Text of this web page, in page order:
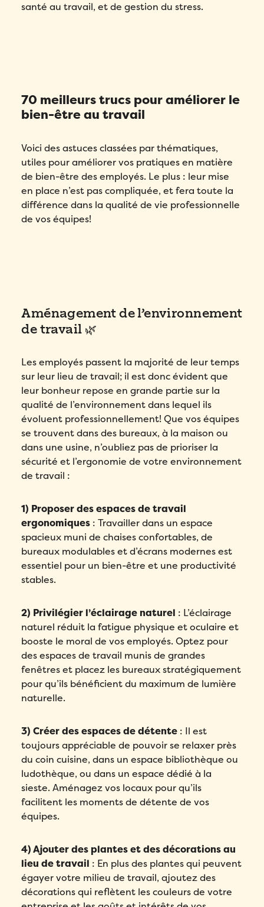
santé au travail, et de gestion du stress.
70 meilleurs trucs pour améliorer le
bien-être au travail
Voici des astuces classées par thématiques,
utiles pour améliorer vos pratiques en matière
de bien-être des employés. Le plus : leur mise
en place n’est pas compliquée, et fera toute la
différence dans la qualité de vie professionnelle
de vos équipes!
Aménagement de l’environnement
de travail 🌿
Les employés passent la majorité de leur temps
sur leur lieu de travail; il est donc évident que
leur bonheur repose en grande partie sur la
qualité de l’environnement dans lequel ils
évoluent professionnellement! Que vos équipes
se trouvent dans des bureaux, à la maison ou
dans une usine, n’oubliez pas de prioriser la
sécurité et l’ergonomie de votre environnement
de travail :
1) Proposer des espaces de travail
ergonomiques : Travailler dans un espace
spacieux muni de chaises confortables, de
bureaux modulables et d’écrans modernes est
essentiel pour un bien-être et une productivité
stables.
2) Privilégier l’éclairage naturel : L’éclairage
naturel réduit la fatigue physique et oculaire et
booste le moral de vos employés. Optez pour
des espaces de travail munis de grandes
fenêtres et placez les bureaux stratégiquement
pour qu’ils bénéficient du maximum de lumière
naturelle.
3) Créer des espaces de détente : Il est
toujours appréciable de pouvoir se relaxer près
du coin cuisine, dans un espace bibliothèque ou
ludothèque, ou dans un espace dédié à la
sieste. Aménagez vos locaux pour qu’ils
facilitent les moments de détente de vos
équipes.
4) Ajouter des plantes et des décorations au
lieu de travail : En plus des plantes qui peuvent
égayer votre milieu de travail, ajoutez des
décorations qui reflètent les couleurs de votre